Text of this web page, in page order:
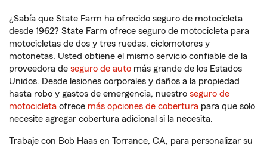
¿Sabía que State Farm ha ofrecido seguro de motocicleta
desde 1962? State Farm ofrece seguro de motocicleta para
motocicletas de dos y tres ruedas, ciclomotores y
motonetas. Usted obtiene el mismo servicio confiable de la
proveedora de seguro de auto más grande de los Estados
Unidos. Desde lesiones corporales y daños a la propiedad
hasta robo y gastos de emergencia, nuestro seguro de
motocicleta ofrece más opciones de cobertura para que solo
necesite agregar cobertura adicional si la necesita.
Trabaje con Bob Haas en Torrance, CA, para personalizar su